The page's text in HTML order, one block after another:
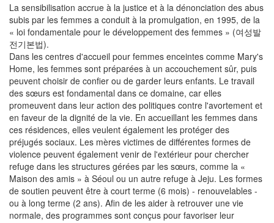
La sensibilisation accrue à la justice et à la dénonciation des abus
subis par les femmes a conduit à la promulgation, en 1995, de la
« loi fondamentale pour le développement des femmes » (여성발
전기본법).
Dans les centres d'accueil pour femmes enceintes comme Mary's
Home, les femmes sont préparées à un accouchement sûr, puis
peuvent choisir de confier ou de garder leurs enfants. Le travail
des sœurs est fondamental dans ce domaine, car elles
promeuvent dans leur action des politiques contre l'avortement et
en faveur de la dignité de la vie. En accueillant les femmes dans
ces résidences, elles veulent également les protéger des
préjugés sociaux. Les mères victimes de différentes formes de
violence peuvent également venir de l'extérieur pour chercher
refuge dans les structures gérées par les sœurs, comme la «
Maison des amis » à Séoul ou un autre refuge à Jeju. Les formes
de soutien peuvent être à court terme (6 mois) - renouvelables -
ou à long terme (2 ans). Afin de les aider à retrouver une vie
normale, des programmes sont conçus pour favoriser leur